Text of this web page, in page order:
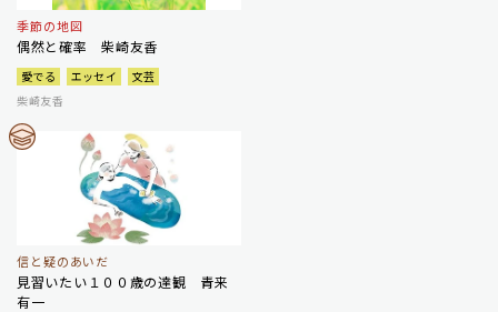
季節の地図
偶然と確率 柴崎友香
愛でる エッセイ
文芸
柴崎友香
信と疑のあいだ
見習いたい１００歳の達観 青来
有一